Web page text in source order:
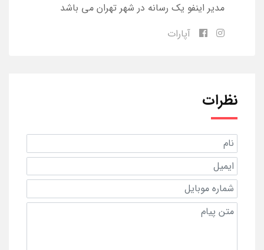
مدیر اینفو یک رسانه در شهر تهران می باشد
آپارات
نظرات